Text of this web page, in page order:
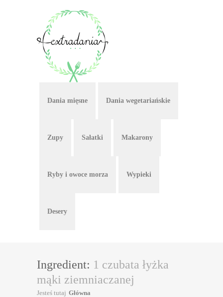
Dania mięsne Dania wegetariańskie
Zupy Sałatki Makarony
Ryby i owoce morza Wypieki
Desery
Ingredient: 1 czubata łyżka
mąki ziemniaczanej
Jesteś tutaj Główna